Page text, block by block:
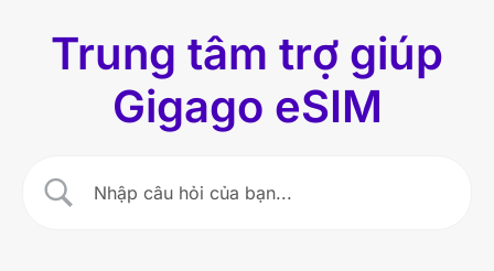
Trung tâm trợ giúp
Gigago eSIM